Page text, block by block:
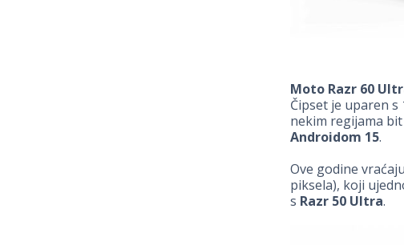
Moto Razr 60
Čipset je uparen s
nekim regijama
Androidom 15.
Ove godine
piksela), koji
s Razr 50 Ultra.